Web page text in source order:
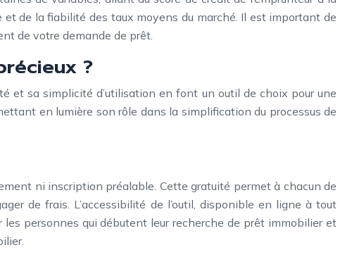
et de la fiabilité des taux moyens du marché. Il est important de
de votre demande de prêt.
?
et sa simplicité d’utilisation en font un outil de choix pour une
en lumière son rôle dans la simplification du processus de
ni inscription préalable. Cette gratuité permet à chacun de
de frais. L’accessibilité de l’outil, disponible en ligne à tout
personnes qui débutent leur recherche de prêt immobilier et